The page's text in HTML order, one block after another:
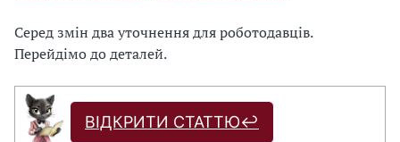
Серед змін два уточнення для роботодавців.
Перейдімо до деталей.
ВІДКРИТИ СТАТТЮ↩️